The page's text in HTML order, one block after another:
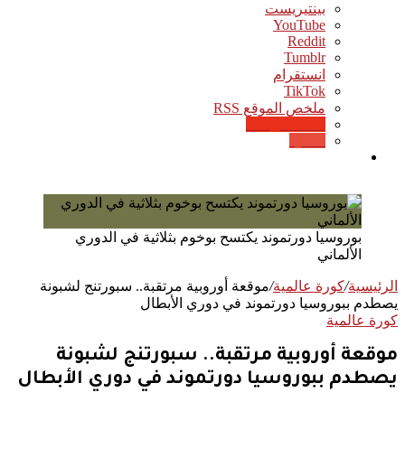
بينتيريست
‫YouTube
انستقرام
‫TikTok
ملخص الموقع RSS
بوروسيا دورتموند يكتسح بوخوم بثلاثية في الدوري
الألماني
الرئيسية/كورة عالمية/موقعة أوروبية مرتقبة.. سبورتنج لشبونة
يصطدم ببوروسيا دورتموند في دوري الأبطال
كورة عالمية
موقعة أوروبية مرتقبة.. سبورتنج لشبونة
يصطدم ببوروسيا دورتموند في دوري الأبطال